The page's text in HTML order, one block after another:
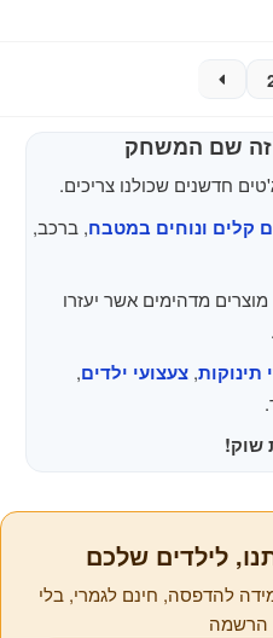
זה שם המשחק
חדשנים שכולנו צריכים.
קלים ונוחים במטבח, ברכב,
מדהימים אשר יעזרו
תינוקות,צעצועי ילדים,
שוק!
לילדים שלכם
להדפסה, חינם לגמרי, בלי
הרשמה